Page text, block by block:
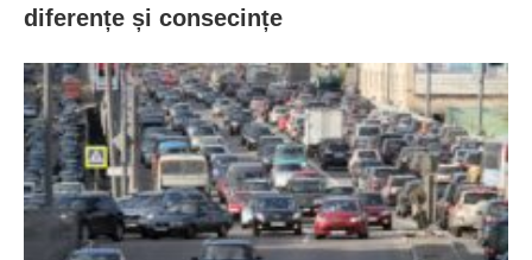
diferențe și consecințe